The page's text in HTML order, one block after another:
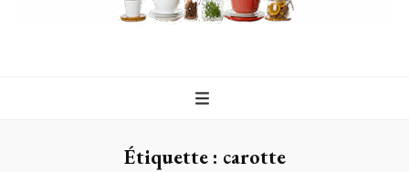
Serviettes
Étiquette : carotte